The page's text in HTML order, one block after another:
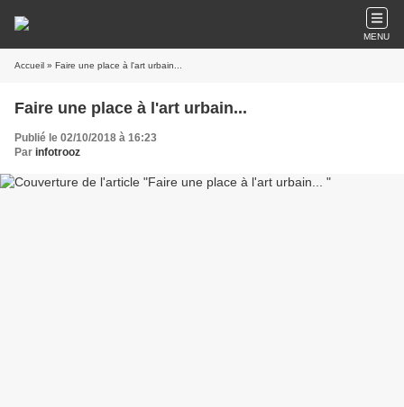
MENU
Accueil » Faire une place à l'art urbain...
Faire une place à l'art urbain...
Publié le 02/10/2018 à 16:23
Par infotrooz